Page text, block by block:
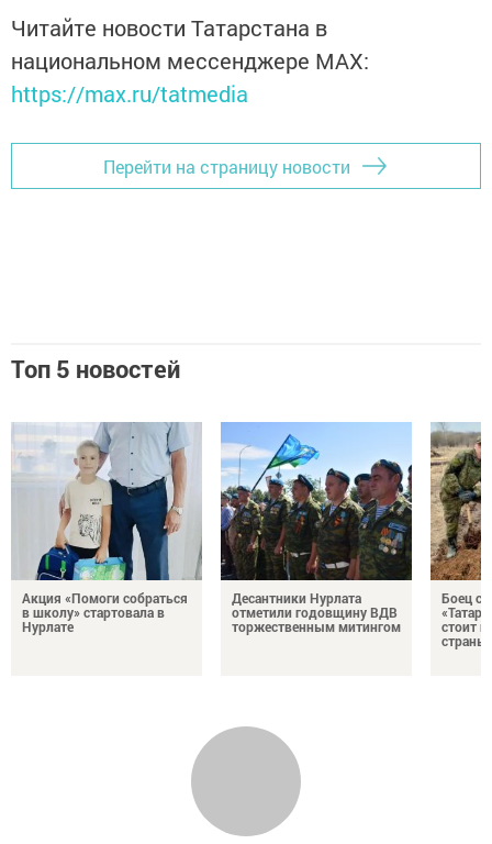
Читайте новости Татарстана в
национальном мессенджере MАХ:
https://max.ru/tatmedia
Перейти на страницу новости
Топ 5 новостей
Акция «Помоги собраться
в школу» стартовала в
Нурлате
Десантники Нурлата
отметили годовщину ВДВ
торжественным митингом
Боец с
стоит
страны